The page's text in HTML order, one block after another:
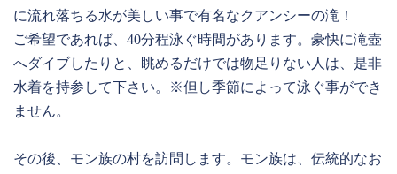
に流れ落ちる水が美しい事で有名なクアンシーの滝！
ご希望であれば、40分程泳ぐ時間があります。豪快に滝壺
へダイブしたりと、眺めるだけでは物足りない人は、是非
水着を持参して下さい。※但し季節によって泳ぐ事ができ
ません。
その後、モン族の村を訪問します。モン族は、伝統的なお